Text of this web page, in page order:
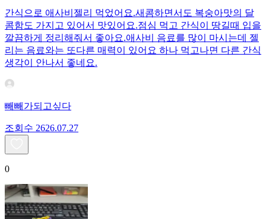
간식으로 애사비젤리 먹었어요.새콤하면서도 복숭아맛의 달
콤함도 가지고 있어서 맛있어요.점심 먹고 간식이 땅길때 입을
깔끔하게 정리해줘서 좋아요.애사비 음료를 많이 마시는데 젤
리는 음료와는 또다른 매력이 있어요 하나 먹고나면 다른 간식
생각이 안나서 좋네요.
빼빼가되고싶다
조회수 2626.07.27
0